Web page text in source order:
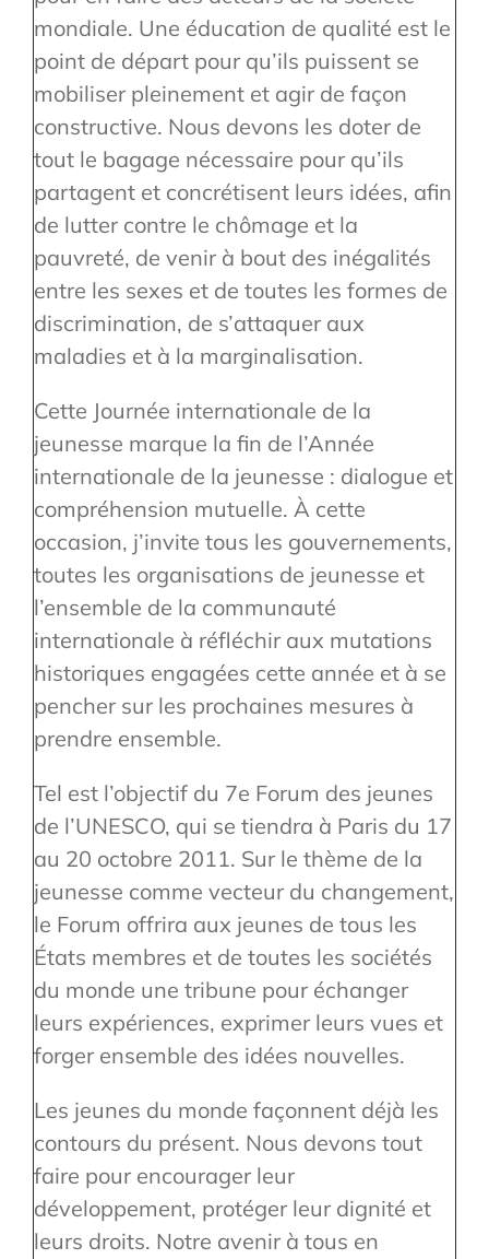
mondiale. Une éducation de qualité est le
point de départ pour qu’ils puissent se
mobiliser pleinement et agir de façon
constructive. Nous devons les doter de
tout le bagage nécessaire pour qu’ils
partagent et concrétisent leurs idées, afin
de lutter contre le chômage et la
pauvreté, de venir à bout des inégalités
entre les sexes et de toutes les formes de
discrimination, de s’attaquer aux
maladies et à la marginalisation.
Cette Journée internationale de la
jeunesse marque la fin de l’Année
internationale de la jeunesse : dialogue et
compréhension mutuelle. À cette
occasion, j’invite tous les gouvernements,
toutes les organisations de jeunesse et
l’ensemble de la communauté
internationale à réfléchir aux mutations
historiques engagées cette année et à se
pencher sur les prochaines mesures à
prendre ensemble.
Tel est l’objectif du 7e Forum des jeunes
de l’UNESCO, qui se tiendra à Paris du 17
au 20 octobre 2011. Sur le thème de la
jeunesse comme vecteur du changement,
le Forum offrira aux jeunes de tous les
États membres et de toutes les sociétés
du monde une tribune pour échanger
leurs expériences, exprimer leurs vues et
forger ensemble des idées nouvelles.
Les jeunes du monde façonnent déjà les
contours du présent. Nous devons tout
faire pour encourager leur
développement, protéger leur dignité et
leurs droits. Notre avenir à tous en